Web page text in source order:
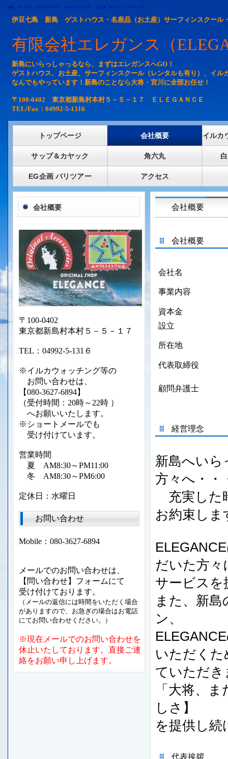
新島 エレガンス ＥＬＥＧＡＮＣＥ イルカウォッチング お土産 サーフィン ゲストハウス
伊豆七島 新島 ゲストハウス・名産品（お土産）サーフィンスクール
有限会社エレガンス（
新島にいらっしゃっるなら、まずはエレガンスへGO！
ゲストハウス、お土産、サーフィンスクール（レンタルも有り）、イル
なんでもやっています！新島のことなら大将・宮川に全部お任せ！
〒100-0402 東京都新島村本村５－５－１７ ＥＬＥＧＡＮＣＥ
TEL/Fax：04992-5-1316
トップページ 会社概要 イルカ
サップ＆カヤック 角六丸
EG企画 バリツアー アクセス
会社概要
会社概要
会社名
事業内容
資本金
設立
所在地
代表取締役
顧問弁護士
経営理念
新島へいら
方々へ・・
充実した
お約束しま
だいた方々
サービスを
また、新
ン、
いただくた
ていただき
「大将、
しさ】
を提供し続
代表挨拶
会社概要
〒100-0402
東京都新島村本村５－５－１７
TEL：04992-5-131６
※イルカウォッチング等の
お問い合わせは、
【080-3627-6894】
（受付時間：20時～22時 ）
へお願いいたします。
※ショートメールでも
受け付けています。
営業時間
夏 AM8:30～PM11:00
冬 AM8:30～PM6:00
定休日：水曜日
お問い合わせ
Mobile：080-3627-6894
メールでのお問い合わせは、
【問い合わせ】フォームにて
受け付けております。
（メールの返信には時間をいただく場合
がありますので、お急ぎの場合はお電話
にてお問い合わせください。）
※現在メールでのお問い合わせを
休止いたしております。直接ご連
絡をお願い申し上げます。